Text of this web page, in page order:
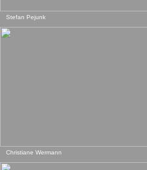
Stefan Pejunk
Christiane Wermann